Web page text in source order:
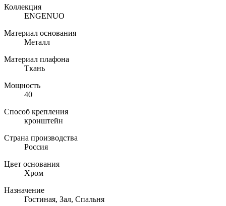
Коллекция
ENGENUO
Материал основания
Металл
Материал плафона
Ткань
Мощность
40
Способ крепления
кронштейн
Страна производства
Россия
Цвет основания
Хром
Назначение
Гостиная, Зал, Спальня